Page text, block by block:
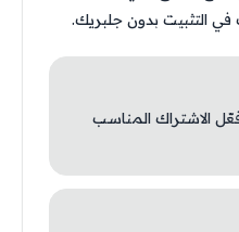
التثبيت بدون جلبريك.
الاشتراك المناسب